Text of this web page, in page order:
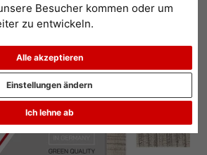
Besucher kommen oder um
zu entwickeln.
Alle akzeptieren
Ich lehne ab
Einstellungen ändern